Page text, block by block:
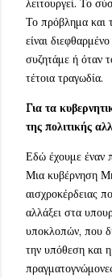
λειτουργεί. Το
Το πρόβλημα και
είναι
συζητάμε ή όταν
τέτοια τραγωδία.
Για τα
της πολιτικής
Εδώ έχουμε έναν
Μια κυβέρνηση
αισχροκέρδειας
αλλάξει στα
υποκλοπών, που
την υπόθεση και